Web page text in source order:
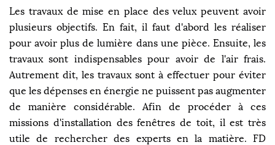
Les travaux de mise en place des velux peuvent avoir
plusieurs objectifs. En fait, il faut d'abord les réaliser
pour avoir plus de lumière dans une pièce. Ensuite, les
travaux sont indispensables pour avoir de l'air frais.
Autrement dit, les travaux sont à effectuer pour éviter
que les dépenses en énergie ne puissent pas augmenter
de manière considérable. Afin de procéder à ces
missions d'installation des fenêtres de toit, il est très
utile de rechercher des experts en la matière. FD